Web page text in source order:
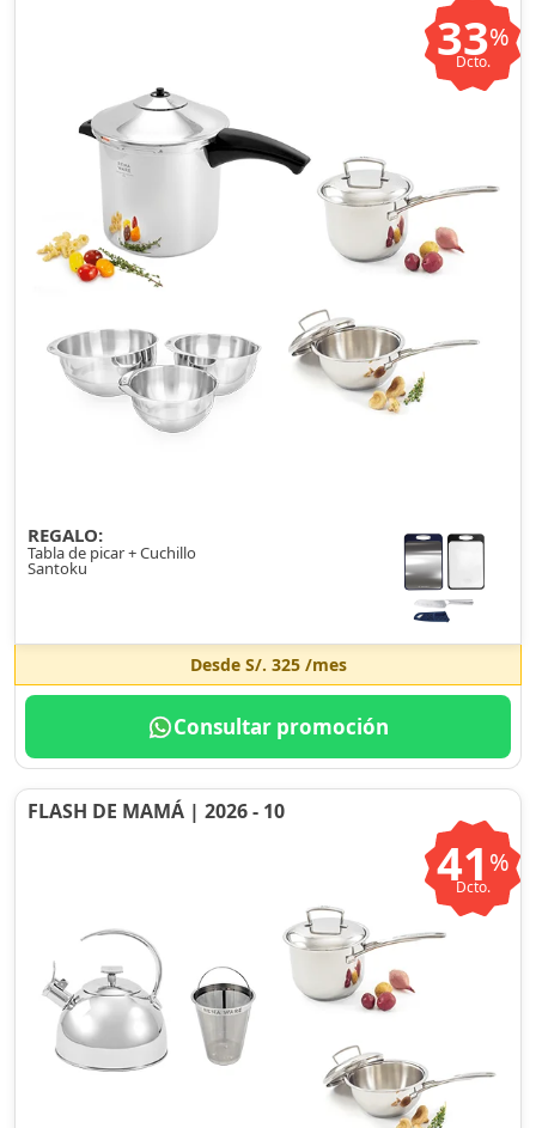
33%
Dcto.
REGALO:
Tabla de picar + Cuchillo
Santoku
Desde S/. 325/mes
Consultar promoción
FLASH DE MAMÁ | 2026 - 10
41 %
Dcto.